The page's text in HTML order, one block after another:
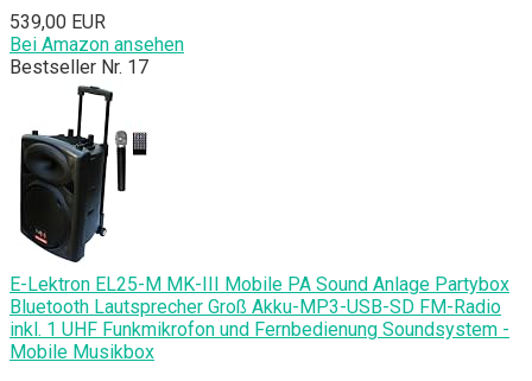
539,00 EUR
Bei Amazon ansehen
Bestseller Nr. 17
E-Lektron EL25-M MK-III Mobile PA Sound Anlage Partybox
Bluetooth Lautsprecher Groß Akku-MP3-USB-SD FM-Radio
inkl. 1 UHF Funkmikrofon und Fernbedienung Soundsystem -
Mobile Musikbox